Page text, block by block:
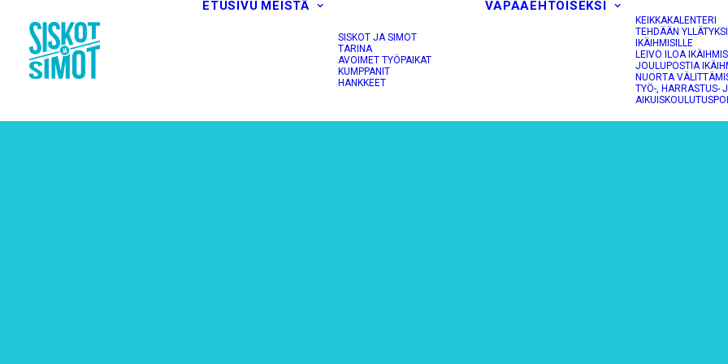
ETUSIVU MEISTÄ
SISKOT JA SIMOT
TARINA
AVOIMET TYÖPAIKAT
KUMPPANIT
HANKKEET
VAPAAEHTOISEKSI
KEIKKAKALENTERI
TEHDÄÄN
IKÄIHMISILLE
LEIVO ILOA
JOULUPOSTIA
NUORTA
TYÖ-, HARRASTUS-